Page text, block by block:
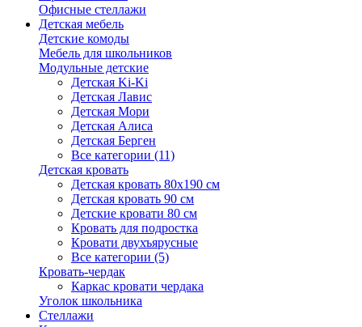
Офисные стеллажи
Детская мебель
Детские комоды
Мебель для школьников
Модульные детские
Детская Ki-Ki
Детская Лавис
Детская Мори
Детская Алиса
Детская Берген
Все категории (11)
Детская кровать
Детская кровать 80х190 см
Детская кровать 90 см
Детские кровати 80 см
Кровать для подростка
Кровати двухъярусные
Все категории (5)
Кровать-чердак
Каркас кровати чердака
Уголок школьника
Стеллажи